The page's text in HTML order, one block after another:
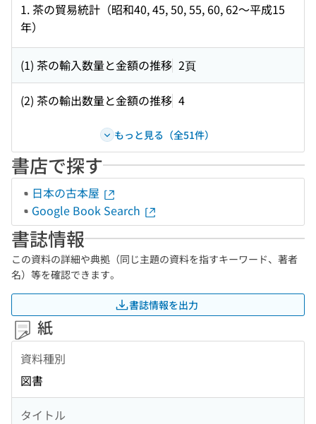
1. 茶の貿易統計（昭和40, 45, 50, 55, 60, 62〜平成15
年）
(1) 茶の輸入数量と金額の推移 2頁
(2) 茶の輸出数量と金額の推移 4
もっと見る（全51件）
書店で探す
日本の古本屋
Google Book Search
書誌情報
この資料の詳細や典拠（同じ主題の資料を指すキーワード、著者
名）等を確認できます。
書誌情報を出力
紙
資料種別
図書
タイトル